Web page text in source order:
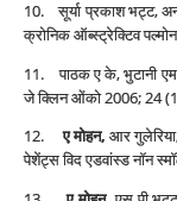
10. सूर्या प्रकाश भट्ट,
क्रोनिक ऑब्‍स्‍ट्रेक्टिव
11. पाठक ए के, भुटानी
जे क्लिन ओंको 2006; 24
12.ए मोहन, आर
पेशेंट्स विद एडवांस्‍ड नॉन